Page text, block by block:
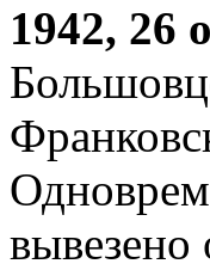
1942, 26
вывезено